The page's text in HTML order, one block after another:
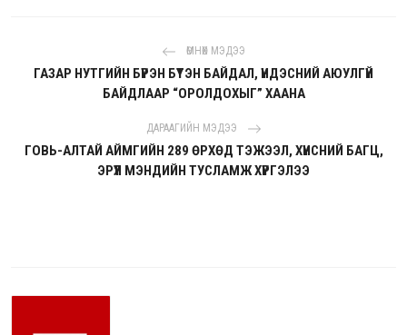
ӨМНӨХ МЭДЭЭ
ГАЗАР НУТГИЙН БҮРЭН БҮТЭН БАЙДАЛ, ҮНДЭСНИЙ АЮУЛГҮЙ
БАЙДЛААР “ОРОЛДОХЫГ” ХААНА
ДАРААГИЙН МЭДЭЭ
ГОВЬ-АЛТАЙ АЙМГИЙН 289 ӨРХӨД ТЭЖЭЭЛ, ХҮНСНИЙ БАГЦ,
ЭРҮҮЛ МЭНДИЙН ТУСЛАМЖ ХҮРГЭЛЭЭ